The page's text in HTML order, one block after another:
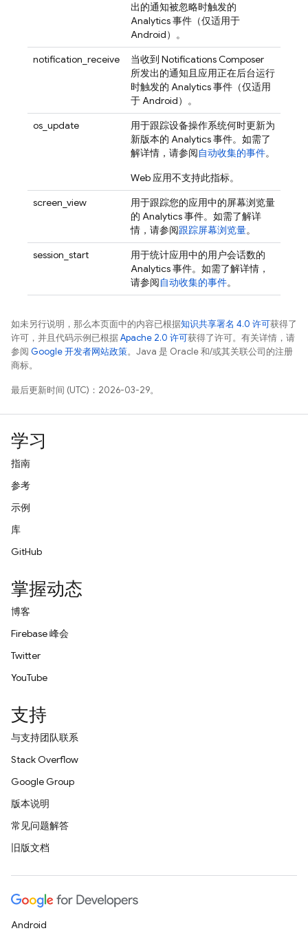
出的通知被忽略时触发的
Analytics事件（仅适用于
Android）。
notification_receive
当收到 Notifications Composer
所发出的通知且应用正在后台运行
时触发的 Analytics事件（仅适用
于 Android）。
os_update
用于跟踪设备操作系统何时更新为
新版本的 Analytics事件。如需了
解详情，请参阅自动收集的事件。
Web 应用不支持此指标。
screen_view
用于跟踪您的应用中的屏幕浏览量
的 Analytics事件。如需了解详
情，请参阅跟踪屏幕浏览量。
session_start
用于统计应用中的用户会话数的
Analytics事件。如需了解详情，
请参阅自动收集的事件。
如未另行说明，那么本页面中的内容已根据知识共享署名 4.0 许可获得了
许可，并且代码示例已根据Apache 2.0 许可获得了许可。有关详情，请
参阅 Google 开发者网站政策。Java 是 Oracle 和/或其关联公司的注册
商标。
最后更新时间 (UTC)：2026-03-29。
学习
指南
参考
示例
库
GitHub
掌握动态
博客
Firebase 峰会
Twitter
YouTube
支持
与支持团队联系
Stack Overflow
Google Group
版本说明
常见问题解答
旧版文档
Android